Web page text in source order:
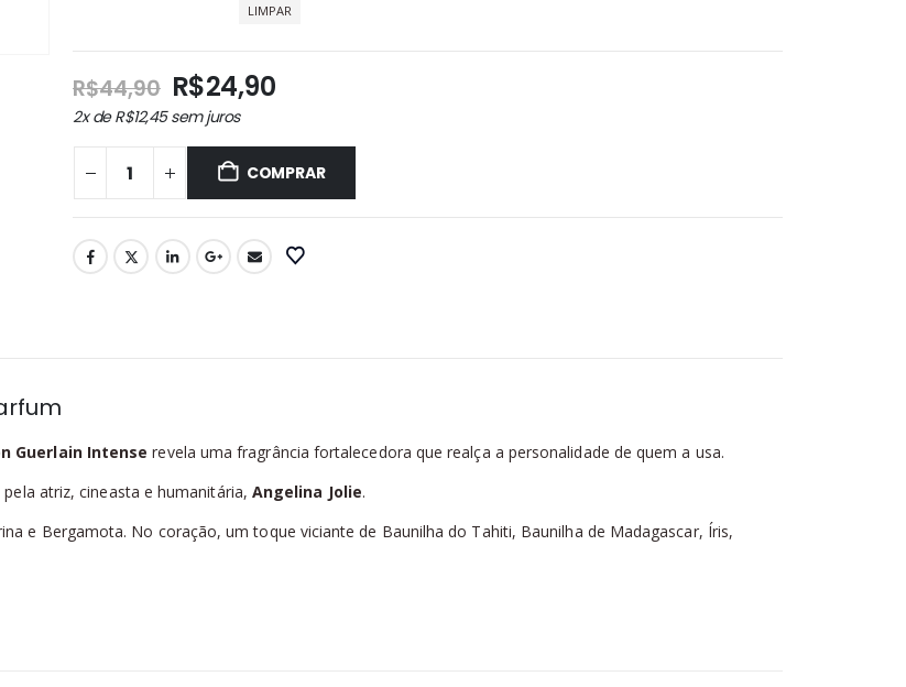
LIMPAR
R$44,90 O
preço
original
era:
R$44,90.
R$24,90O
atual
é:
R$24,90.
2x deR$12,45sem juros
COMPRAR
Guerlain Intense revela uma fragrância fortalecedora que realça a personalidade de quem a usa.
atriz, cineasta e humanitária, Angelina Jolie.
e Bergamota. No coração, um toque viciante de Baunilha do Tahiti, Baunilha de Madagascar, Íris,